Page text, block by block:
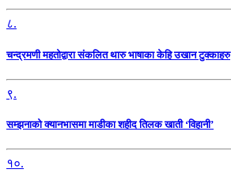
८.
चन्द्रमणी महतोद्वारा संकलित थारु भाषाका केहि उखान टुक्काहरु
९.
सम्झनाको क्यानभासमा माडीका शहीद तिलक खाती ‘विहानी’
१०.